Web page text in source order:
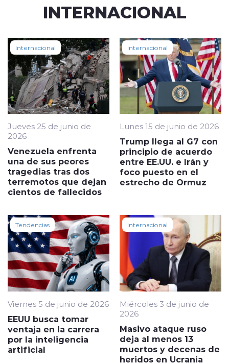
INTERNACIONAL
Internacional
Jueves 25 de junio de
2026
Venezuela enfrenta
una de sus peores
tragedias tras dos
terremotos que dejan
cientos de fallecidos
Internacional
Lunes 15 de junio de 2026
Trump llega al G7 con
principio de acuerdo
entre EE.UU. e Irán y
foco puesto en el
estrecho de Ormuz
Tendencias
Viernes 5 de junio de 2026
EEUU busca tomar
ventaja en la carrera
por la inteligencia
artificial
Internacional
Miércoles 3 de junio de
2026
Masivo ataque ruso
deja al menos 13
muertos y decenas de
heridos en Ucrania